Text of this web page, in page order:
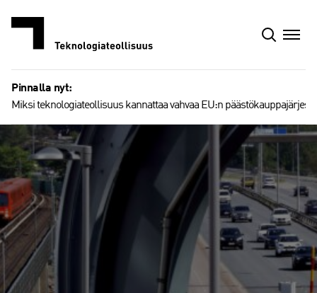
Pinnalla nyt:
Miksi teknologiateollisuus kannattaa vahvaa EU:n